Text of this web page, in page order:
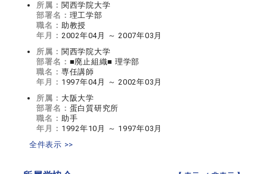
所属： 関西学院大学
部署名： 理工学部
職名： 助教授
年月： 2002年04月 ～ 2007年03月
所属： 関西学院大学
部署名： ■廃止組織■ 理学部
職名： 専任講師
年月： 1997年04月 ～ 2002年03月
所属： 大阪大学
部署名： 蛋白質研究所
職名： 助手
年月： 1992年10月 ～ 1997年03月
全件表示 >>